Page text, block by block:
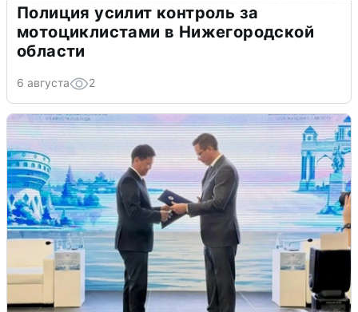
Полиция усилит контроль за
мотоциклистами в Нижегородской
области
6 августа 2